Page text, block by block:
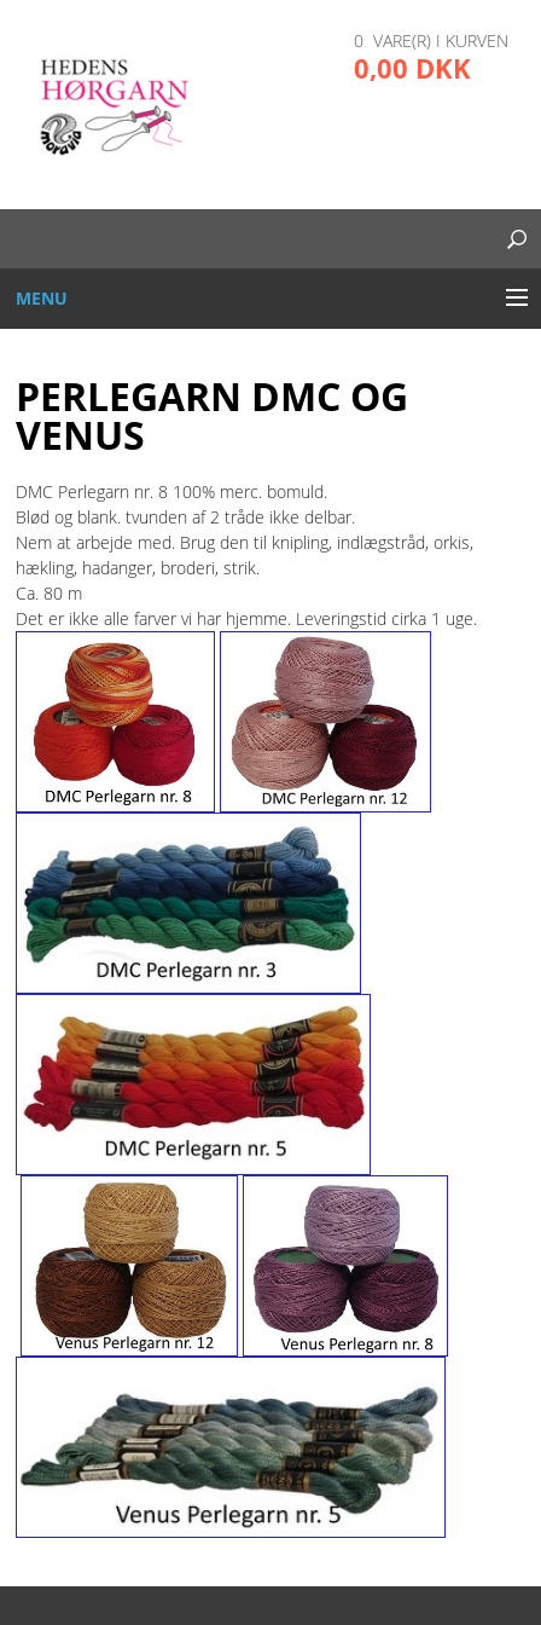
0 VARE(R) I KURVEN
0,00 DKK
MENU
DIVERSE
GLAS, PLAST, METAL
KNIPLING
MØNSTRE OG BØGER
ORKIS
FORSIDE
EMAIL
NYHEDER
OM OS
VILKÅR
MESSER
ENGELSK
PERLEGARN DMC OG
VENUS
DMC Perlegarn nr. 8 100% merc. bomuld.
Blød og blank. tvunden af 2 tråde ikke delbar.
Nem at arbejde med. Brug den til knipling, indlægstråd, orkis,
hækling, hadanger, broderi, strik.
Ca. 80 m
Det er ikke alle farver vi har hjemme. Leveringstid cirka 1 uge.